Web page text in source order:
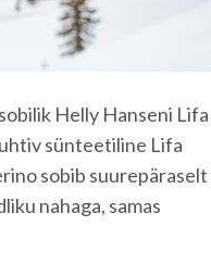
Helly Hanseni Lifa
sünteetiline Lifa
sobib suurepäraselt
nahaga, samas